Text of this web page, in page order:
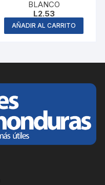
BLANCO
L2.53
AÑADIR AL CARRITO